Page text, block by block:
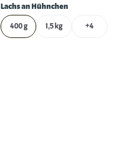
Lachs an Hühnchen
400 g 1,5 kg +4